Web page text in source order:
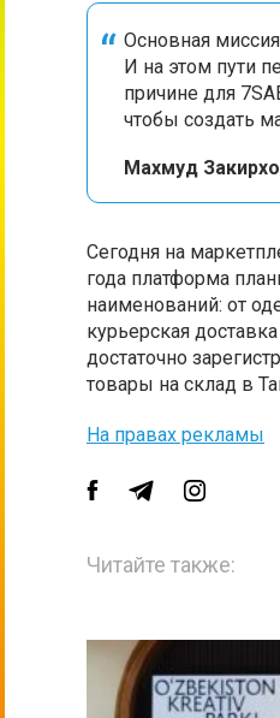
Основная
И на этом пути
причине для
чтобы создать
Махмуд
Сегодня на
года платформа
наименований: от
курьерская
достаточно
товары на склад в
На правах рекламы
Читайте также: